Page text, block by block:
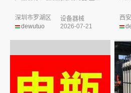
dewutuo
深圳市罗湖区
设备器械
2026-07-21
西